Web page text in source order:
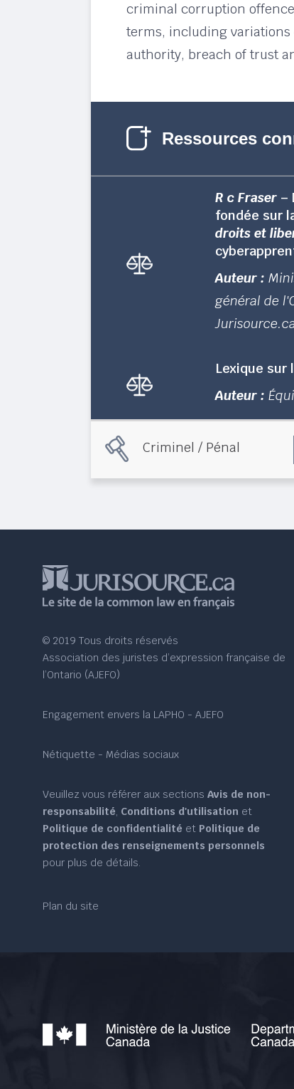
criminal corruption
terms, including variations
authority, breach of trust
Ressources
R c Fraser–
fondée sur
droits et
Auteur :
général de
Lexique sur
Auteur :
Criminel / Pénal
© 2019 Tous droits réservés
Association des juristes d’expression française de
l’Ontario (AJEFO)
Engagement envers la LAPHO - AJEFO
Nétiquette - Médias sociaux
Veuillez vous référer aux sectionsAvis de non-
responsabilité, Conditions d'utilisation et
Politique de confidentialité et Politique de
protection des renseignements personnels
pour plus de détails.
Plan du site